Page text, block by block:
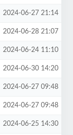
2024-06-27 21:14
2024-06-28 21:07
2024-06-24 11:10
2024-06-30 14:20
2024-06-27 09:48
2024-06-27 09:48
2024-06-25 14:30